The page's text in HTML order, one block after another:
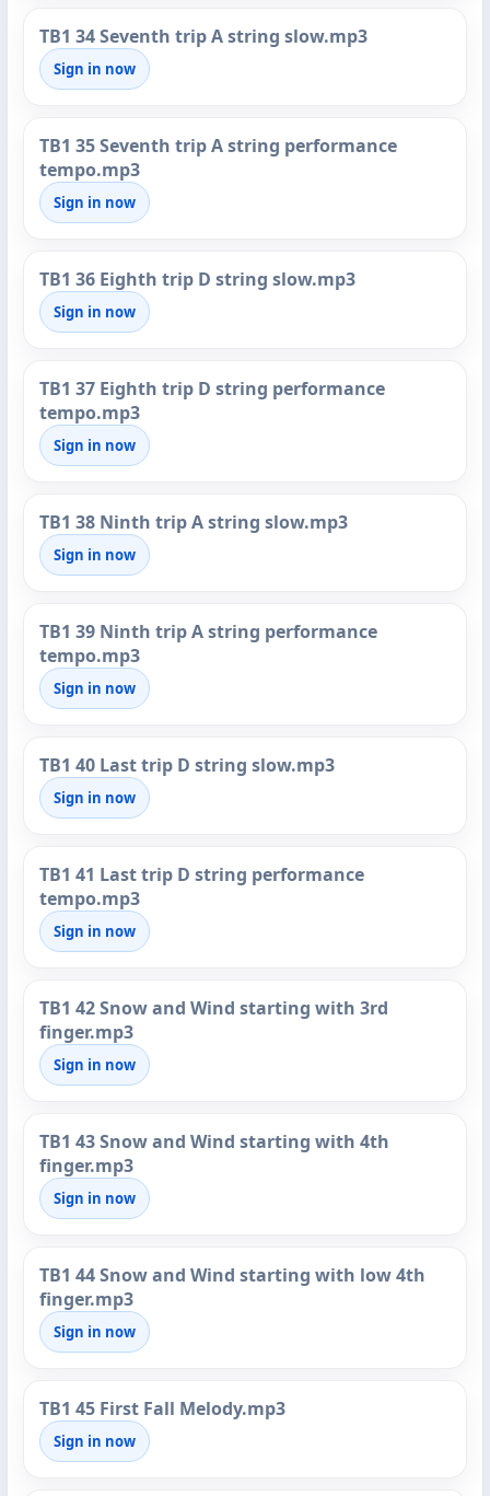
TB1 34 Seventh trip A string slow.mp3
Sign in now
TB1 35 Seventh trip A string performance
tempo.mp3
Sign in now
TB1 36 Eighth trip D string slow.mp3
Sign in now
TB1 37 Eighth trip D string performance
tempo.mp3
Sign in now
TB1 38 Ninth trip A string slow.mp3
Sign in now
TB1 39 Ninth trip A string performance
tempo.mp3
Sign in now
TB1 40 Last trip D string slow.mp3
Sign in now
TB1 41 Last trip D string performance
tempo.mp3
Sign in now
TB1 42 Snow and Wind starting with 3rd
finger.mp3
Sign in now
TB1 43 Snow and Wind starting with 4th
finger.mp3
Sign in now
TB1 44 Snow and Wind starting with low 4th
finger.mp3
Sign in now
TB1 45 First Fall Melody.mp3
Sign in now